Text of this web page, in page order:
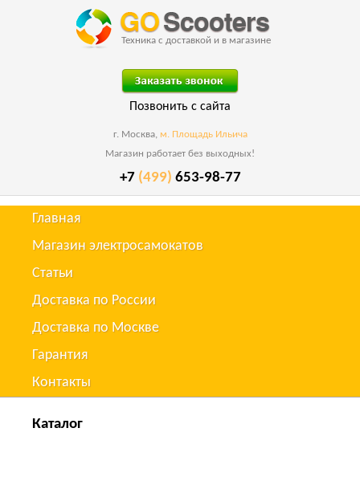
Техника с доставкой и в магазине
Позвонить с сайта
г. Москва, м. Площадь Ильича
Магазин работает без выходных!
+7 (499) 653-98-77
Главная
Магазин электросамокатов
Статьи
Доставка по России
Доставка по Москве
Гарантия
Контакты
Каталог